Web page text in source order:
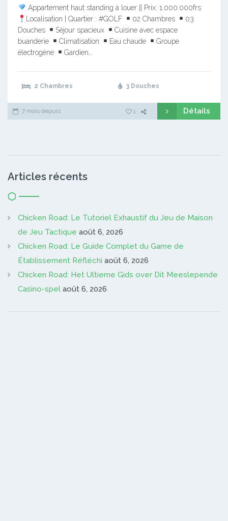
Appartement haut standing à louer || Prix: 1.000.000frs
Localisation | Quartier : #GOLF
02 Chambres
03
Douches
Séjour spacieux
Cuisine avec espace
buanderie
Climatisation Eau chaude
Groupe
électrogène
Gardien…
2 Chambres 3 Douches
7 mois depuis 1 Détails
Articles récents
Chicken Road: Le Tutoriel Exhaustif du Jeu de Maison
de Jeu Tactique août 6, 2026
Chicken Road: Le Guide Complet du Game de
Établissement Réfléchi août 6, 2026
Chicken Road: Het Ultieme Gids over Dit Meeslepende
Casino-spel août 6, 2026